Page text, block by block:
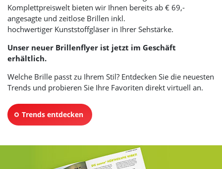
Komplettpreiswelt bieten wir Ihnen bereits ab € 69,-
angesagte und zeitlose Brillen inkl.
hochwertiger Kunststoffgläser in Ihrer Sehstärke.
Unser neuer Brillenflyer ist jetzt im Geschäft
erhältlich.
Welche Brille passt zu Ihrem Stil? Entdecken Sie die neuesten
Trends und probieren Sie Ihre Favoriten direkt virtuell an.
Trends entdecken